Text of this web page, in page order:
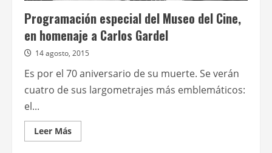
Programación especial del Museo del Cine,
en homenaje a Carlos Gardel
14 agosto, 2015
Es por el 70 aniversario de su muerte. Se verán
cuatro de sus largometrajes más emblemáticos:
el...
Leer MásLeer
más